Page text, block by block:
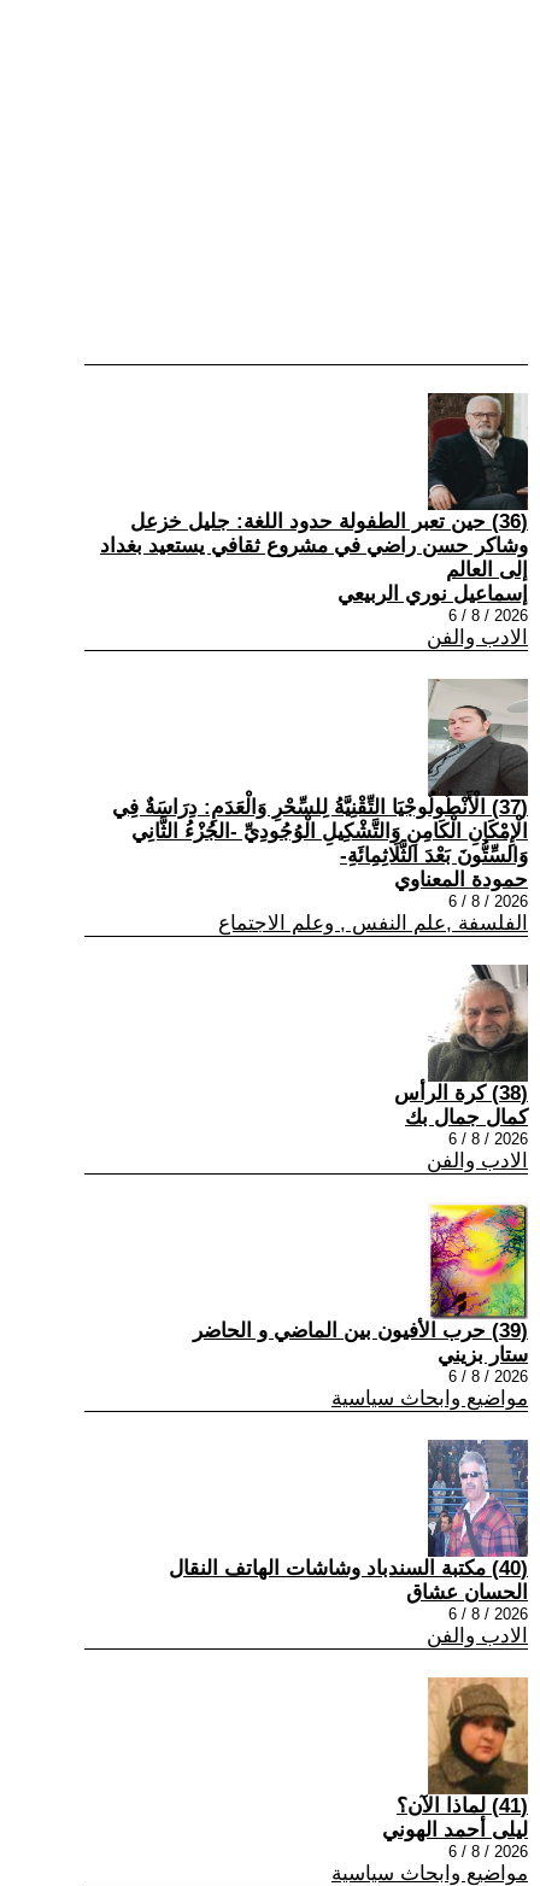
(36) حين تعبر الطفولة حدود اللغة: جليل خزعل
وشاكر حسن راضي في مشروع ثقافي يستعيد بغداد
إلى العالم
إسماعيل نوري الربيعي
2026 / 8 / 6
الادب والفن
(37) الْأَنْطُولُوجْيَا التِّقْنِيَّةُ لِلسِّحْرِ وَالْعَدَمِ: دِرَاسَةٌ فِي
الْإِمْكَانِ الْكَامِنِ وَالتَّشْكِيلِ الْوُجُودِيِّ -الجُزْءُ الثَّانِي
وَالسِّتُّونَ بَعْدَ الثَّلَاثِمِائَةِ-
حمودة المعناوي
2026 / 8 / 6
الفلسفة ,علم النفس , وعلم الاجتماع
(38) كرة الرأس
كمال جمال بك
2026 / 8 / 6
الادب والفن
(39) حرب الأفيون بين الماضي و الحاضر
ستار بزيني
2026 / 8 / 6
مواضيع وابحاث سياسية
(40) مكتبة السندباد وشاشات الهاتف النقال
الحسان عشاق
2026 / 8 / 6
الادب والفن
(41) لماذا الآن؟
ليلى أحمد الهوني
2026 / 8 / 6
مواضيع وابحاث سياسية